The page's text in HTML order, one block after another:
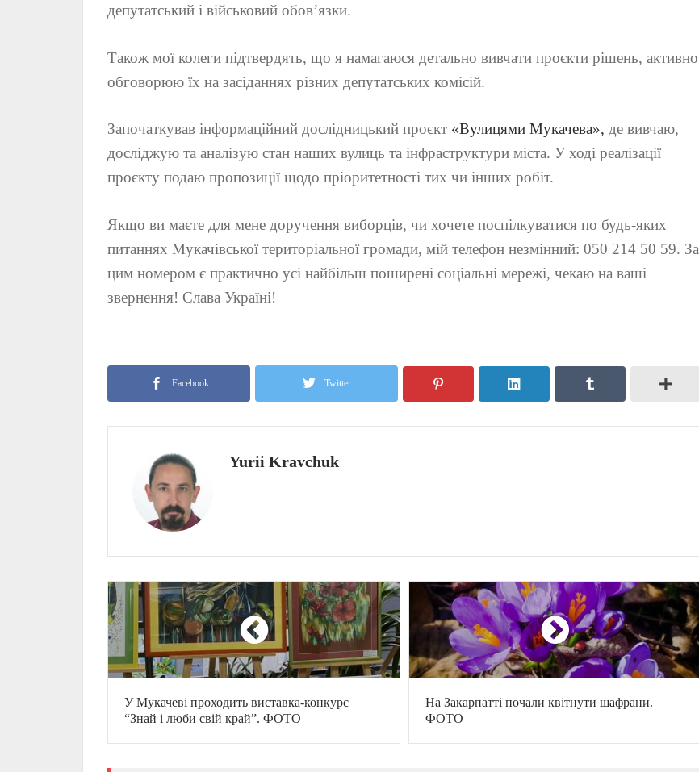
депутатський і військовий обов’язки.
Також мої колеги підтвердять, що я намагаюся детально вивчати проєкти рішень, активно
обговорюю їх на засіданнях різних депутатських комісій.
Започаткував інформаційний дослідницький проєкт «Вулицями Мукачева», де вивчаю,
досліджую та аналізую стан наших вулиць та інфраструктури міста. У ході реалізації
проєкту подаю пропозиції щодо пріоритетності тих чи інших робіт.
Якщо ви маєте для мене доручення виборців, чи хочете поспілкуватися по будь-яких
питаннях Мукачівської територіальної громади, мій телефон незмінний: 050 214 50 59. За
цим номером є практично усі найбільш поширені соціальні мережі, чекаю на ваші
звернення! Слава Україні!
Facebook Twitter
Yurii Kravchuk
У Мукачеві проходить виставка-конкурс
“Знай і люби свій край”. ФОТО
На Закарпатті почали квітнути шафрани.
ФОТО